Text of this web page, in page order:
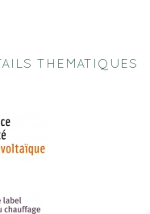
THEMATIQUES